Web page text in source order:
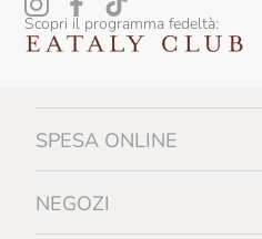
Scopri il programma fedeltà:
SPESA ONLINE
NEGOZI